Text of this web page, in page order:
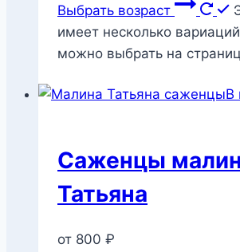
Выбрать возраст
имеет несколько
можно выбрать на
В
Саженцы
Татьяна
от 800 ₽